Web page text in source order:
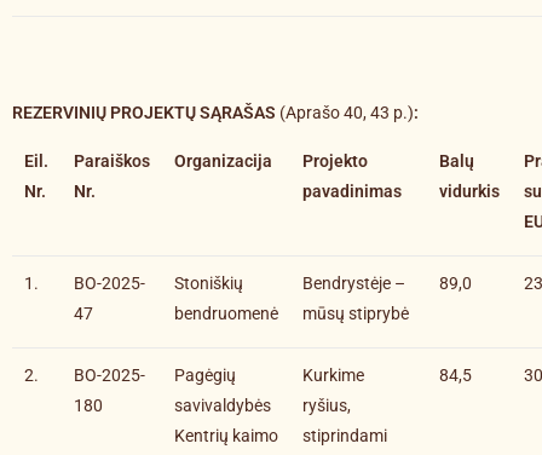
REZERVINIŲ PROJEKTŲ SĄRAŠAS (Aprašo 40, 43 p.):
Eil.
Nr.
Paraiškos
Nr.
Organizacija
Projekto
pavadinimas
Balų
vidurkis
1.
BO-2025-
47
Stoniškių
bendruomenė
Bendrystėje –
mūsų stiprybė
89,0
2.
BO-2025-
180
Pagėgių
savivaldybės
Kentrių kaimo
Kurkime
ryšius,
stiprindami
84,5